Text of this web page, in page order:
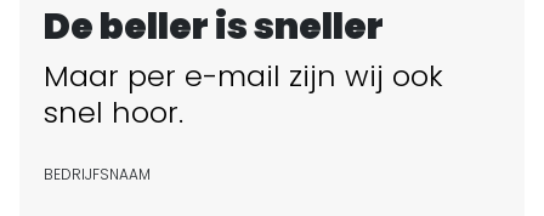
De beller is sneller
Maar per e-mail zijn wij ook
snel hoor.
BEDRIJFSNAAM